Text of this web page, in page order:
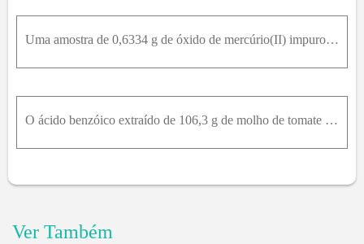
Uma amostra de 0,6334 g de óxido de mercúrio(II) impuro foi dissolvida em um excesso não medido de iodeto de potássio. Reação: HgO + 4I¯ + H₂O → HgI₄²¯+ 2OH¯Calcular a porcentagem de HgO na amostra se
O ácido benzóico extraído de 106,3 g de molho de tomate requer uma titulação com 14,76 mL de solução de NaOH 0,0514 mol.L¯¹. Expresse os resultados dessa análise em termos de porcentagem de benzoato d
Ver Também